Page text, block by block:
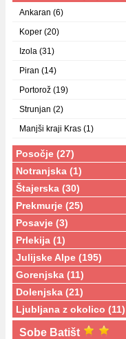
Ankaran (6)
Koper (20)
Izola (31)
Piran (14)
Portorož (19)
Strunjan (2)
Manjši kraji Kras (1)
Posočje (27)
Notranjska (1)
Štajerska (30)
Prekmurje (25)
Posavje (3)
Prlekija (1)
Julijske Alpe (195)
Gorenjska (11)
Dolenjska (21)
Ljubljana z okolico (11)
Sobe Batišt